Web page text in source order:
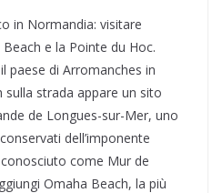
in Normandia: visitare
e la Pointe du Hoc.
paese di Arromanches in
sulla strada appare un sito
de Longues-sur-Mer, uno
dell’imponente
come Mur de
Omaha Beach, la più